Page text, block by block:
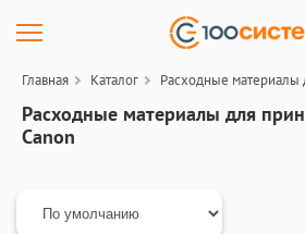
Главная Каталог Расходные
Расходные материалы для
Canon